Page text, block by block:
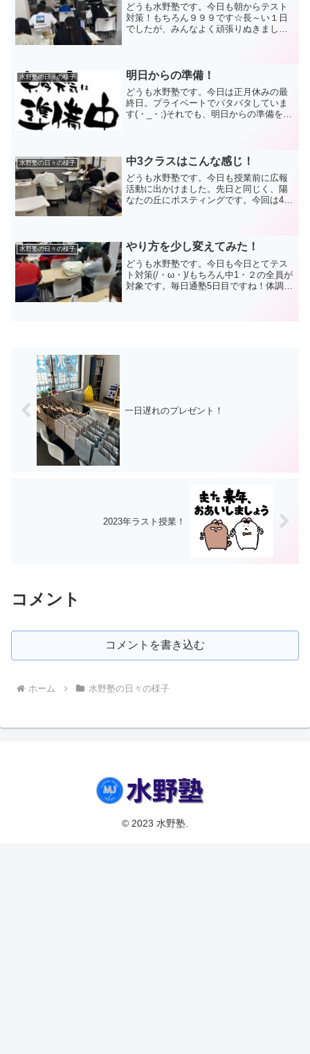
どうも水野塾です。今日も朝からテスト
対策！もちろん９９９です☆長～い１日
でしたが、みんなよく頑張りぬきました
(>_<)この...
水野塾の日々の様子 明日からの準備！
どうも水野塾です。今日は正月休みの最
終日。プライベートでバタバタしていま
す(・_・;)それでも、明日からの準備をし
なってしま...
水野塾の日々の様子 中3クラスはこんな感じ！
どうも水野塾です。今日も授業前に広報
活動に出かけました。先日と同じく、陽
なたの丘にポスティングです。今回は40
と歩き...
水野塾の日々の様子 やり方を少し変えてみた！
どうも水野塾です。今日も今日とてテス
ト対策(/・ω・)/もちろん中1・２の全員が
対象です。毎日通塾5日目ですね！体調を
一日遅れのプレゼント！
2023年ラスト授業！
コメント
コメントを書き込む
ホーム 水野塾の日々の様子
© 2023 水野塾.